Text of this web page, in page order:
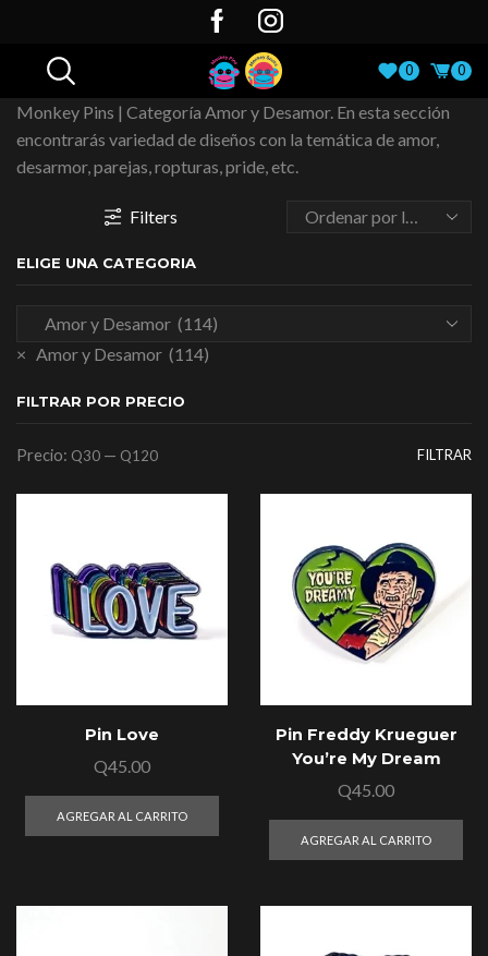
0 0
Monkey Pins | Categoría Amor y Desamor. En esta sección
encontrarás variedad de diseños con la temática de amor,
desarmor, parejas, ropturas, pride, etc.
Filters
ELIGE UNA CATEGORIA
× Amor y Desamor (114)
FILTRAR POR PRECIO
FILTRAR
Precio: Q30 — Q120
Pin Love
Q45.00
AGREGAR AL CARRITO
Pin Freddy Krueguer
You’re My Dream
Q45.00
AGREGAR AL CARRITO